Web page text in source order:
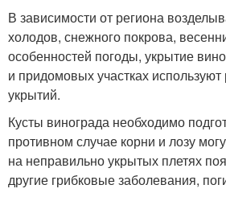
В зависимости от региона
холодов, снежного покрова,
особенностей погоды, укрытие
и придомовых участках
укрытий.
Кусты винограда необходимо
противном случае корни и лозу
на неправильно укрытых плетях
другие грибковые заболевания,